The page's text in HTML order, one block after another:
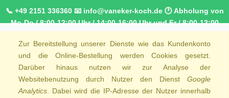
📞 +49 2151 336360 📧 info@vaneker-koch.de 🕐 Abholung von
Mo-Do / 8:00-12:00 Uhr / 14:00-16:00 Uhr und Fr / 8:00-13:00
NRW 🚛 Kostenfreie Lieferung ab 250€ Bestellwert
Zur Bereitstellung unserer Dienste wie das Kundenkonto
und die Online-Bestellung werden Cookies gesetzt.
Darüber hinaus nutzen wir zur Analyse der
Websitebenutzung durch Nutzer den Dienst Google
Analytics . Dabei wird die IP-Adresse der Nutzer innerhalb